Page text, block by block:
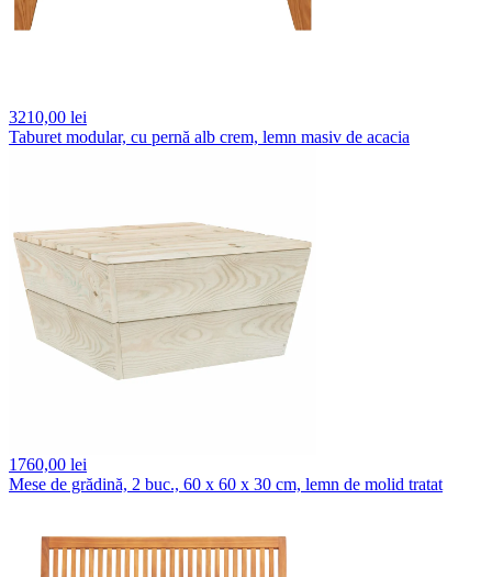
3210,00 lei
Taburet modular, cu pernă alb crem, lemn masiv de acacia
1760,00 lei
Mese de grădină, 2 buc., 60 x 60 x 30 cm, lemn de molid tratat